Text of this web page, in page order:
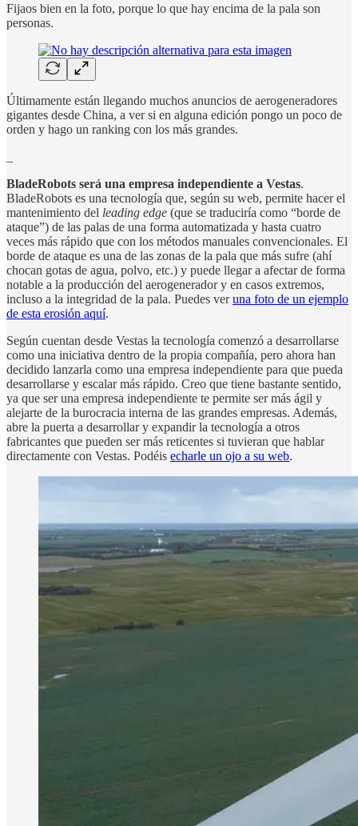
Fijaos bien en la foto, porque lo que hay encima de la pala son
personas.
Últimamente están llegando muchos anuncios de aerogeneradores
gigantes desde China, a ver si en alguna edición pongo un poco de
orden y hago un ranking con los más grandes.
BladeRobots será una empresa independiente a Vestas.
BladeRobots es una tecnología que, según su web, permite hacer el
mantenimiento del leading edge (que se traduciría como “borde de
ataque”) de las palas de una forma automatizada y hasta cuatro
veces más rápido que con los métodos manuales convencionales. El
borde de ataque es una de las zonas de la pala que más sufre (ahí
chocan gotas de agua, polvo, etc.) y puede llegar a afectar de forma
notable a la producción del aerogenerador y en casos extremos,
incluso a la integridad de la pala. Puedes veruna foto de un ejemplo
de esta erosión aquí.
Según cuentan desde Vestas la tecnología comenzó a desarrollarse
como una iniciativa dentro de la propia compañía, pero ahora han
decidido lanzarla como una empresa independiente para que pueda
desarrollarse y escalar más rápido. Creo que tiene bastante sentido,
ya que ser una empresa independiente te permite ser más ágil y
alejarte de la burocracia interna de las grandes empresas. Además,
abre la puerta a desarrollar y expandir la tecnología a otros
fabricantes que pueden ser más reticentes si tuvieran que hablar
directamente con Vestas. Podéis echarle un ojo a su web.